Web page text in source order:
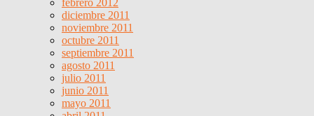
febrero 2012
diciembre 2011
noviembre 2011
octubre 2011
septiembre 2011
agosto 2011
julio 2011
junio 2011
mayo 2011